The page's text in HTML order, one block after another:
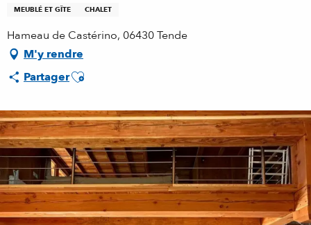
MEUBLÉ ET GÎTE CHALET
Hameau de Castérino, 06430 Tende
M'y rendre
PartagerAjouter aux favoris